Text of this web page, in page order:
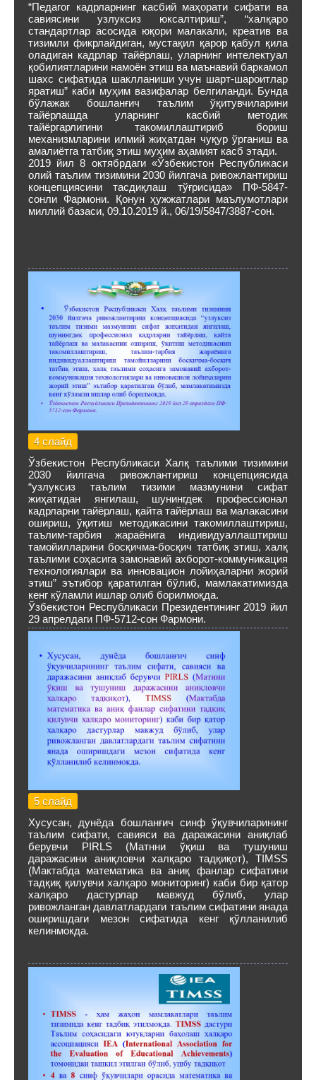
“Педагог кадрларнинг касбий маҳорати сифати ва
савиясини узлуксиз юксалтириш”, “халқаро
стандартлар асосида юқори малакали, креатив ва
тизимли фикрлайдиган, мустақил қарор қабул қила
оладиган кадрлар тайёрлаш, уларнинг интелектуал
қобилиятларини намоён этиш ва маънавий баркамол
шахс сифатида шаклланиши учун шарт-шароитлар
яратиш” каби муҳим вазифалар белгиланди. Бунда
бўлажак бошланғич таълим ўқитувчиларини
тайёрлашда уларнинг касбий методик
тайёргарлигини такомиллаштириб бориш
механизмларини илмий жиҳатдан чуқур ўрганиш ва
амалиётга татбиқ этиш муҳим аҳамият касб этади.
2019 йил 8 октябрдаги «Ўзбекистон Республикаси
олий таълим тизимини 2030 йилгача ривожлантириш
концепциясини тасдиқлаш тўғрисида» ПФ-5847-
сонли Фармони. Қонун ҳужжатлари маълумотлари
миллий базаси, 09.10.2019 й., 06/19/5847/3887-сон.
4 слайд
Ўзбекистон Республикаси Халқ таълими тизимини
2030 йилгача ривожлантириш концепциясида
“узлуксиз таълим тизими мазмунини сифат
жиҳатидан янгилаш, шунингдек профессионал
кадрларни тайёрлаш, қайта тайёрлаш ва малакасини
ошириш, ўқитиш методикасини такомиллаштириш,
таълим-тарбия жараёнига индивидуаллаштириш
тамойилларини босқичма-босқич татбиқ этиш, халқ
таълими соҳасига замонавий ахборот-коммуникация
технологиялари ва инновацион лойиҳаларни жорий
этиш” эътибор қаратилган бўлиб, мамлакатимизда
кенг кўламли ишлар олиб борилмоқда.
Ўзбекистон Республикаси Президентининг 2019 йил
29 апрелдаги ПФ-5712-сон Фармони.
5 слайд
Хусусан, дунёда бошланғич синф ўқувчиларининг
таълим сифати, савияси ва даражасини аниқлаб
берувчи PIRLS (Матнни ўқиш ва тушуниш
даражасини аниқловчи халқаро тадқиқот), TIMSS
(Мактабда математика ва аниқ фанлар сифатини
тадқиқ қилувчи халқаро мониторинг) каби бир қатор
халқаро дастурлар мавжуд бўлиб, улар
ривожланган давлатлардаги таълим сифатини янада
оширишдаги мезон сифатида кенг қўлланилиб
келинмокда.